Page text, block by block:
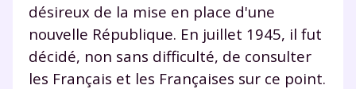
désireux de la mise en place d'une
nouvelle République. En juillet 1945, il fut
décidé, non sans difficulté, de consulter
les Français et les Françaises sur ce point.